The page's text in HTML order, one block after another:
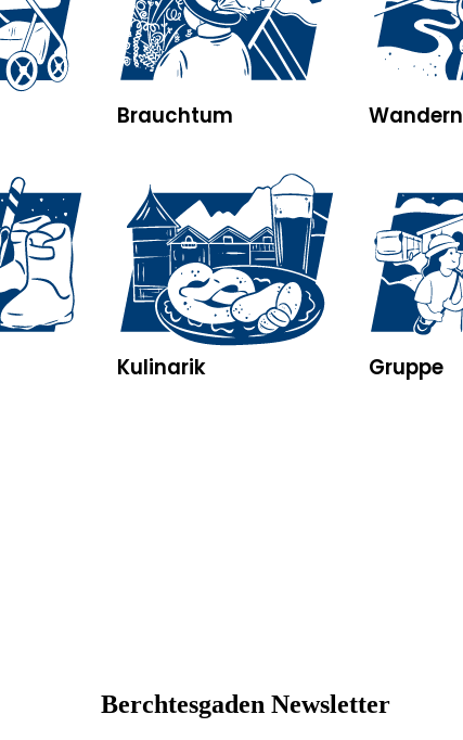
Brauchtum Wandern
Kulinarik Gruppe
Berchtesgaden Newsletter